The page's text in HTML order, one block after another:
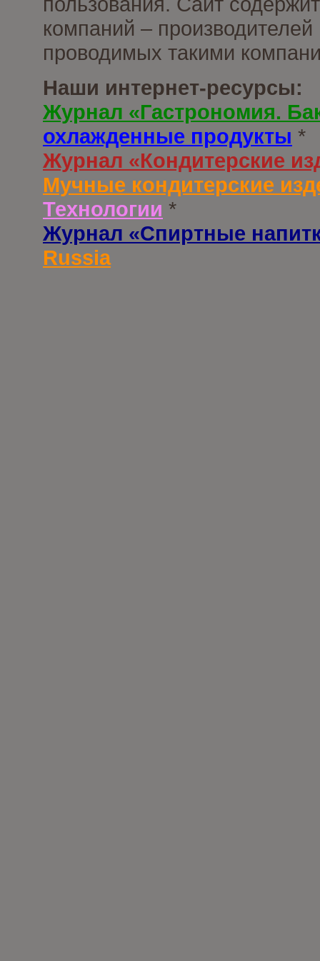
компаний –
проводимых такими
Наши интернет-ресурсы:
Журнал «Гастрономия.
охлажденные продукты *
Журнал «Кондитерские
Мучные кондитерские
Технологии *
Журнал «Спиртные
Russia